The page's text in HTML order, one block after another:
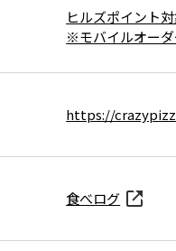
ヒルズポイント
※モバイルオー
https://
食べログ